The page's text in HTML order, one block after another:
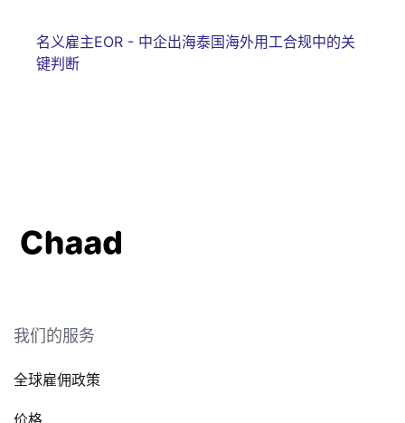
名义雇主EOR - 中企出海泰国海外用工合规中的关
键判断
我们的服务
全球雇佣政策